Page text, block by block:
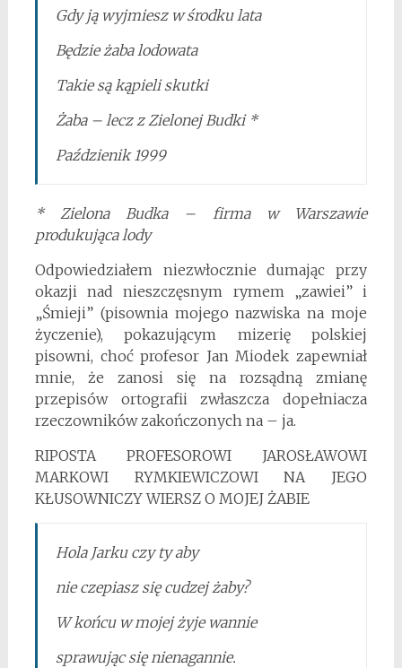
Gdy ją wyjmiesz w środku lata
Będzie żaba lodowata
Takie są kąpieli skutki
Żaba – lecz z Zielonej Budki *
Paździenik 1999
* Zielona Budka – firma w Warszawie
produkująca lody
Odpowiedziałem niezwłocznie dumając przy
okazji nad nieszczęsnym rymem „zawiei” i
„Śmieji” (pisownia mojego nazwiska na moje
życzenie), pokazującym mizerię polskiej
pisowni, choć profesor Jan Miodek zapewniał
mnie, że zanosi się na rozsądną zmianę
przepisów ortografii zwłaszcza dopełniacza
rzeczowników zakończonych na – ja.
RIPOSTA PROFESOROWI JAROSŁAWOWI
MARKOWI RYMKIEWICZOWI NA JEGO
KŁUSOWNICZY WIERSZ O MOJEJ ŻABIE
Hola Jarku czy ty aby
nie czepiasz się cudzej żaby?
W końcu w mojej żyje wannie
sprawując się nienagannie.